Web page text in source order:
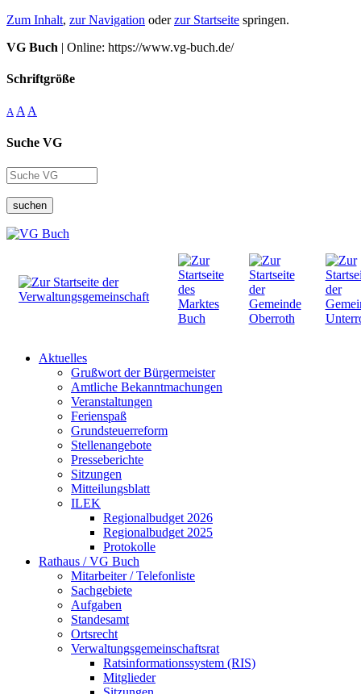
Zum Inhalt, zur Navigation oderzur Startseite springen.
VG Buch | Online: https://www.vg-buch.de/
Schriftgröße
A A A
Suche VG
suchen
Aktuelles
Grußwort der Bürgermeister
Amtliche Bekanntmachungen
Veranstaltungen
Ferienspaß
Grundsteuerreform
Stellenangebote
Presseberichte
Sitzungen
Mitteilungsblatt
ILEK
Regionalbudget 2026
Regionalbudget 2025
Protokolle
Rathaus / VG Buch
Mitarbeiter / Telefonliste
Sachgebiete
Aufgaben
Standesamt
Ortsrecht
Verwaltungsgemeinschaftsrat
Ratsinformationssystem (RIS)
Mitglieder